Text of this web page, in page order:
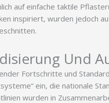
auf einfache taktile
inspiriert, wurden jedoch
Und
Fortschritte und
ein, die nationale
wurden in